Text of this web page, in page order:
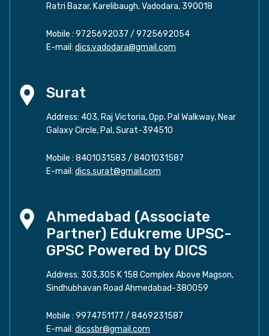
Ratri Bazar, Karelibaugh, Vadodara, 390018
Mobile : 9725692037 / 9725692054
E-mail: dics.vadodara@gmail.com
Surat
Address: 403, Raj Victoria, Opp. Pal Walkway, Near
Galaxy Circle, Pal, Surat-394510
Mobile : 8401031583 / 8401031587
E-mail: dics.surat@gmail.com
Ahmedabad (Associate
Partner) Edukreme UPSC-
GPSC Powered by DICS
Address: 303,305 K 158 Complex Above Magson,
Sindhubhavan Road Ahmedabad-380059
Mobile : 9974751177 / 8469231587
E-mail: dicssbr@gmail.com